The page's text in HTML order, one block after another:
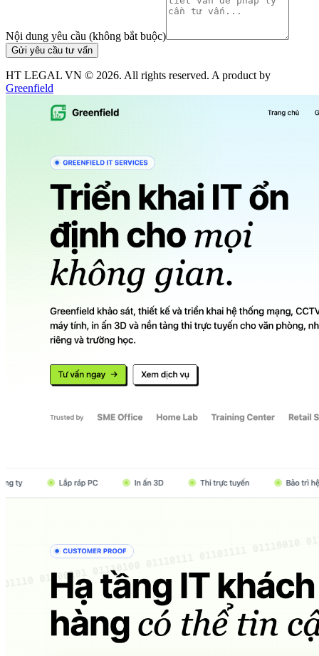
Nội dung yêu cầu (không bắt buộc)
Gửi yêu cầu tư vấn
HT LEGAL VN © 2026. All rights reserved. A product by
Greenfield